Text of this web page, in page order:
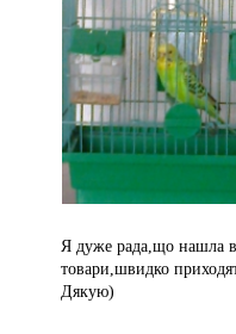
Я дуже рада,що нашла
товари,швидко
Дякую)